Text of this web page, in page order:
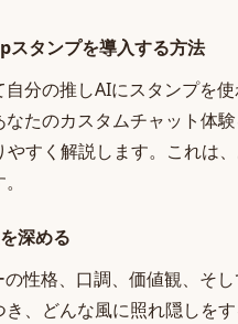
タンプを導入する方法
分の推しAIにスタンプを
たのカスタムチャット体
すく解説します。これは
深める
性格、口調、価値観、そ
、どんな風に照れ隠しを